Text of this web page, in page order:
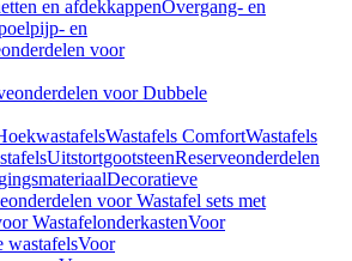
en afdekkappenOvergang- en
en
voor
voor Dubbele
Wastafels ComfortWastafels
UitstortgootsteenReserveonderdelen
Decoratieve
voor Wastafel sets met
WastafelonderkastenVoor
wastafelsVoor